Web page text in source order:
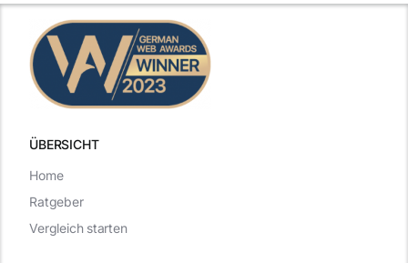
ÜBERSICHT
Home
Ratgeber
Vergleich starten